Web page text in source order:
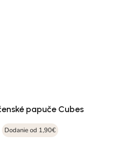
papuče Cubes
Dodanie od 1,90€